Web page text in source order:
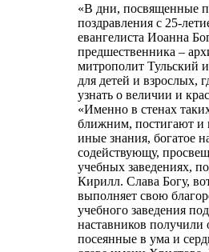
«В дни, посвященные
поздравления с 25-
евангелиста Иоанна
предшественника –
митрополит Тульский
для детей и взрослых,
узнать о величии и
«Именно в стенах
ближним, постигают и
иные знания, богатое
содействующу,
учебных заведениях,
Кирилл. Слава Богу,
выполняет свою
учебного заведения
наставников получили
посеянные в ума и